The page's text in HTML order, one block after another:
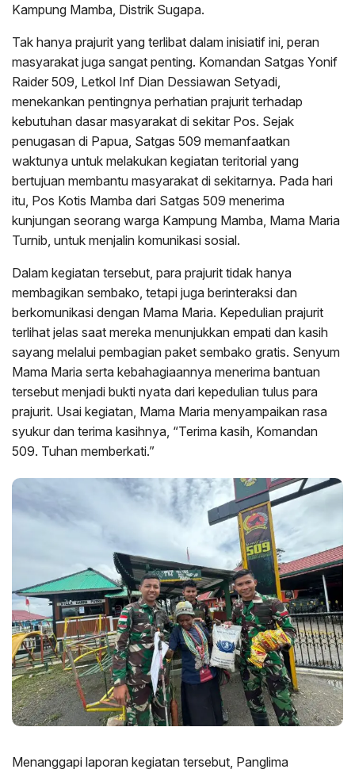
Kampung Mamba, Distrik Sugapa.
Tak hanya prajurit yang terlibat dalam inisiatif ini, peran
masyarakat juga sangat penting. Komandan Satgas Yonif
Raider 509, Letkol Inf Dian Dessiawan Setyadi,
menekankan pentingnya perhatian prajurit terhadap
kebutuhan dasar masyarakat di sekitar Pos. Sejak
penugasan di Papua, Satgas 509 memanfaatkan
waktunya untuk melakukan kegiatan teritorial yang
bertujuan membantu masyarakat di sekitarnya. Pada hari
itu, Pos Kotis Mamba dari Satgas 509 menerima
kunjungan seorang warga Kampung Mamba, Mama Maria
Turnib, untuk menjalin komunikasi sosial.
Dalam kegiatan tersebut, para prajurit tidak hanya
membagikan sembako, tetapi juga berinteraksi dan
berkomunikasi dengan Mama Maria. Kepedulian prajurit
terlihat jelas saat mereka menunjukkan empati dan kasih
sayang melalui pembagian paket sembako gratis. Senyum
Mama Maria serta kebahagiaannya menerima bantuan
tersebut menjadi bukti nyata dari kepedulian tulus para
prajurit. Usai kegiatan, Mama Maria menyampaikan rasa
syukur dan terima kasihnya, “Terima kasih, Komandan
509. Tuhan memberkati.”
Menanggapi laporan kegiatan tersebut, Panglima